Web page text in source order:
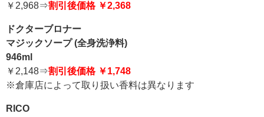
￥2,968⇒割引後価格 ￥2,368
ドクターブロナー
マジックソープ (全身洗浄料)
946ml
￥2,148⇒割引後価格 ￥1,748
※倉庫店によって取り扱い香料は異なります
RICO